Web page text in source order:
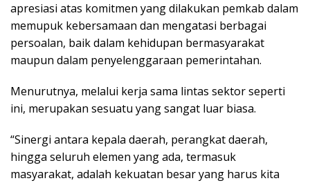
apresiasi atas komitmen yang dilakukan pemkab dalam
memupuk kebersamaan dan mengatasi berbagai
persoalan, baik dalam kehidupan bermasyarakat
maupun dalam penyelenggaraan pemerintahan.
Menurutnya, melalui kerja sama lintas sektor seperti
ini, merupakan sesuatu yang sangat luar biasa.
“Sinergi antara kepala daerah, perangkat daerah,
hingga seluruh elemen yang ada, termasuk
masyarakat, adalah kekuatan besar yang harus kita